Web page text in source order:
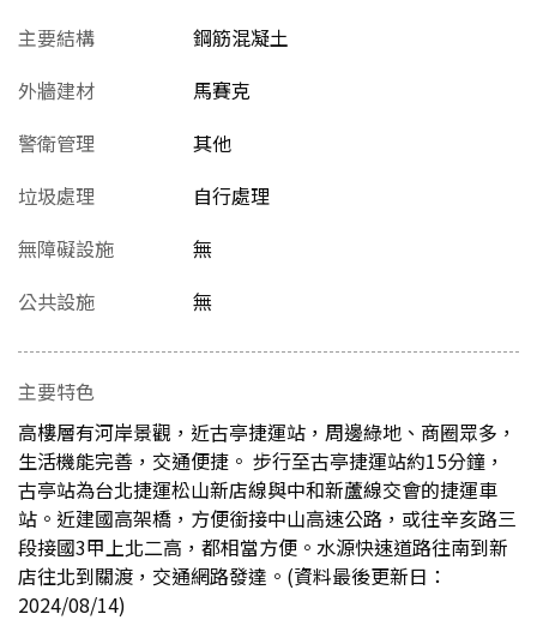
主要結構
鋼筋混凝土
外牆建材
馬賽克
警衛管理
其他
垃圾處理
自行處理
無障礙設施
無
公共設施
無
主要特色
高樓層有河岸景觀，近古亭捷運站，周邊綠地、商圈眾多，
生活機能完善，交通便捷。 步行至古亭捷運站約15分鐘，
古亭站為台北捷運松山新店線與中和新蘆線交會的捷運車
站。近建國高架橋，方便銜接中山高速公路，或往辛亥路三
段接國3甲上北二高，都相當方便。水源快速道路往南到新
店往北到關渡，交通網路發達。(資料最後更新日：
2024/08/14)